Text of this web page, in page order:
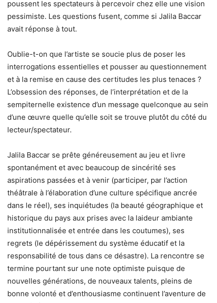
poussent les spectateurs à percevoir chez elle une vision
pessimiste. Les questions fusent, comme si Jalila Baccar
avait réponse à tout.
Oublie-t-on que l’artiste se soucie plus de poser les
interrogations essentielles et pousser au questionnement
et à la remise en cause des certitudes les plus tenaces ?
L’obsession des réponses, de l’interprétation et de la
sempiternelle existence d’un message quelconque au sein
d’une œuvre quelle qu’elle soit se trouve plutôt du côté du
lecteur/spectateur.
Jalila Baccar se prête généreusement au jeu et livre
spontanément et avec beaucoup de sincérité ses
aspirations passées et à venir (participer, par l’action
théâtrale à l’élaboration d’une culture spécifique ancrée
dans le réel), ses inquiétudes (la beauté géographique et
historique du pays aux prises avec la laideur ambiante
institutionnalisée et entrée dans les coutumes), ses
regrets (le dépérissement du système éducatif et la
responsabilité de tous dans ce désastre). La rencontre se
termine pourtant sur une note optimiste puisque de
nouvelles générations, de nouveaux talents, pleins de
bonne volonté et d’enthousiasme continuent l’aventure de